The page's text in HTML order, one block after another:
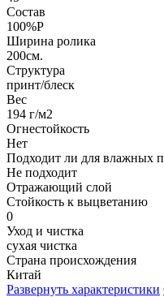
Состав
100%P
Ширина ролика
200см.
Структура
принт/блеск
Вес
194 г/м2
Огнестойкость
Нет
Подходит ли для влажных
Не подходит
Отражающий слой
Стойкость к выцветанию
0
Уход и чистка
сухая чистка
Страна происхождения
Китай
Развернуть характеристики